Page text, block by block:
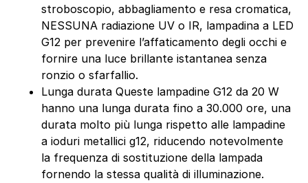
stroboscopio, abbagliamento e resa cromatica,
NESSUNA radiazione UV o IR, lampadina a LED
G12 per prevenire l’affaticamento degli occhi e
fornire una luce brillante istantanea senza
ronzio o sfarfallio.
Lunga durata Queste lampadine G12 da 20 W
hanno una lunga durata fino a 30.000 ore, una
durata molto più lunga rispetto alle lampadine
a ioduri metallici g12, riducendo notevolmente
la frequenza di sostituzione della lampada
fornendo la stessa qualità di illuminazione.